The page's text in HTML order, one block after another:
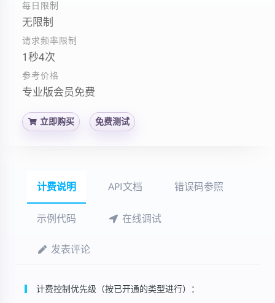
每日限制
无限制
请求频率限制
1秒4次
参考价格
专业版会员免费
立即购买 免费测试
计费说明 API文档 错误码参照
示例代码 在线调试
发表评论
计费控制优先级（按已开通的类型进行）：